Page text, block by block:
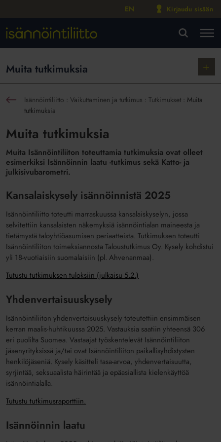
EN Kirjaudu sisään
Muita tutkimuksia
Näytä
Isännöintiliitto :Vaikuttaminen ja tutkimus :Tutkimukset : Muita
tutkimuksia
Muita tutkimuksia
Muita Isännöintiliiton toteuttamia tutkimuksia ovat olleet
esimerkiksi Isännöinnin laatu -tutkimus sekä Katto- ja
julkisivubarometri.
Kansalaiskysely isännöinnistä 2025
Isännöintiliitto toteutti marraskuussa kansalaiskyselyn, jossa
selvitettiin kansalaisten näkemyksiä isännöintialan maineesta ja
tietämystä taloyhtiöasumisen periaatteista. Tutkimuksen toteutti
Isännöintiliiton toimeksiannosta Taloustutkimus Oy. Kysely kohdistui
yli 18-vuotiaisiin suomalaisiin (pl. Ahvenanmaa).
Tutustu tutkimuksen tuloksiin (julkaisu 5.2.)
Yhdenvertaisuuskysely
Isännöintiliiton yhdenvertaisuuskysely toteutettiin ensimmäisen
kerran maalis-huhtikuussa 2025. Vastauksia saatiin yhteensä 306
eri puolilta Suomea. Vastaajat työskentelevät Isännöintiliiton
jäsenyrityksissä ja/tai ovat Isännöintiliiton paikallisyhdistysten
henkilöjäseniä. Kysely käsitteli tasa-arvoa, yhdenvertaisuutta,
syrjintää, seksuaalista häirintää ja epäasiallista kielenkäyttöä
isännöintialalla.
Tutustu tutkimusraporttiin.
Isännöinnin laatu